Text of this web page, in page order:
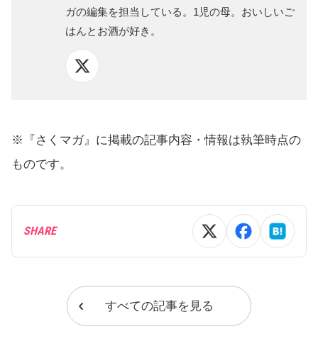
ガの編集を担当している。1児の母。おいしいご
はんとお酒が好き。
※『さくマガ』に掲載の記事内容・情報は執筆時点の
ものです。
SHARE
すべての記事を見る